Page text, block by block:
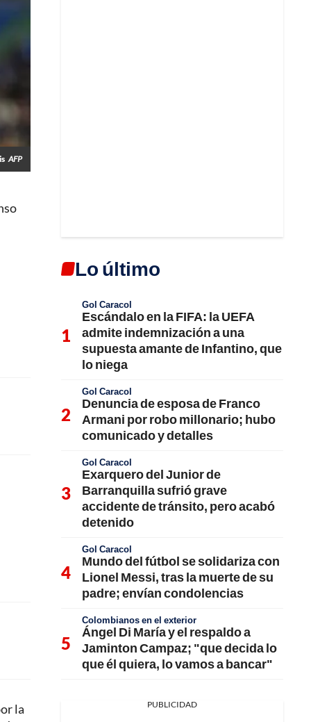
AFP
la
Lo último
Gol Caracol
Escándalo en la FIFA: la UEFA
admite indemnización a una
supuesta amante de Infantino, que
lo niega
Gol Caracol
Denuncia de esposa de Franco
Armani por robo millonario; hubo
comunicado y detalles
Gol Caracol
Exarquero del Junior de
Barranquilla sufrió grave
accidente de tránsito, pero acabó
detenido
Gol Caracol
Mundo del fútbol se solidariza con
Lionel Messi, tras la muerte de su
padre; envían condolencias
Colombianos en el exterior
Ángel Di María y el respaldo a
Jaminton Campaz; "que decida lo
que él quiera, lo vamos a bancar"
PUBLICIDAD